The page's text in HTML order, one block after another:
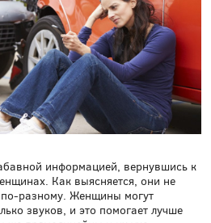
информацией, вернувшись к
Как выясняется, они не
разному. Женщины могут
звуков, и это помогает лучше